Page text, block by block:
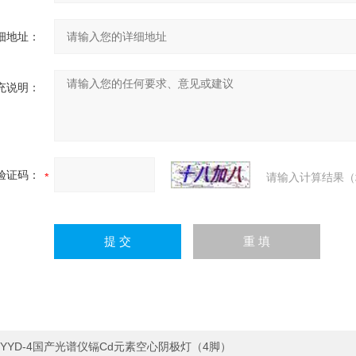
地址：
说明：
证码： 请输入计算结果
YYD-4国产光谱仪镉Cd元素空心阴极灯（4脚）